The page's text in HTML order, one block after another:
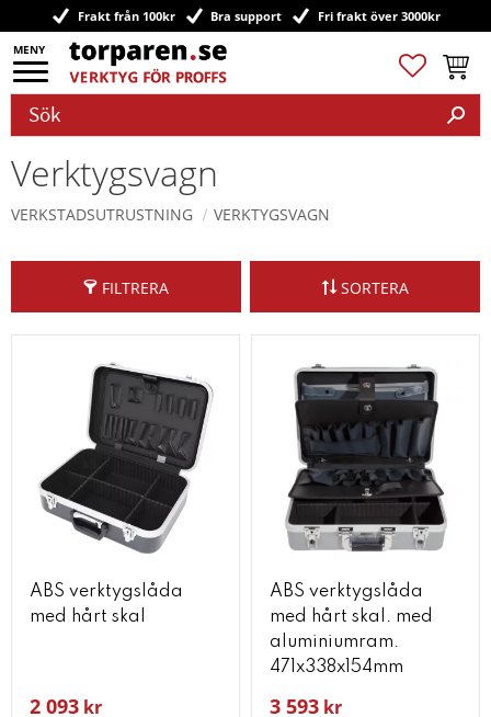
Meny
Frakt från 100kr Bra support Fri frakt över 3000kr
Favoriter
Verktygsvagn
VERKSTADSUTRUSTNING VERKTYGSVAGN
FILTRERA SORTERA
ABS verktygslåda
med hårt skal
2 093 kr
ABS verktygslåda
med hårt skal. med
aluminiumram.
471x338x154mm
3 593 kr